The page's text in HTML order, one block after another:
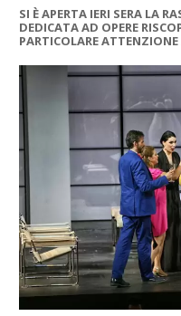
SI È APERTA IERI SERA LA
DEDICATA AD OPERE
PARTICOLARE